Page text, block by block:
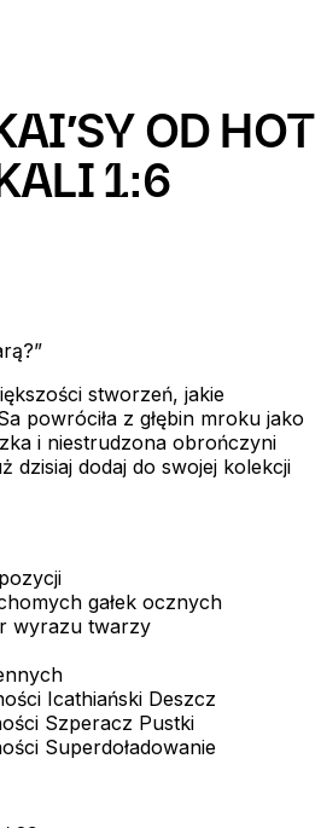
OD HOT
1:6
stworzeń, jakie
powróciła z głębin mroku jako
i niestrudzona obrończyni
dzisiaj dodaj do swojej kolekcji
gałek ocznych
wyrazu twarzy
Icathiański Deszcz
Szperacz Pustki
Superdoładowanie